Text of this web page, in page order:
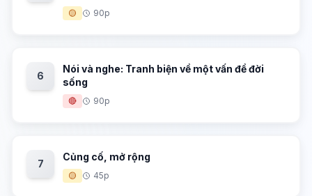
🟡 90p
6
Nói và nghe: Tranh biện về một vấn đề đời
sống
🔴 90p
7
Củng cố, mở rộng
🟡 45p